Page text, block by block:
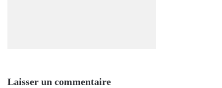
Laisser un commentaire